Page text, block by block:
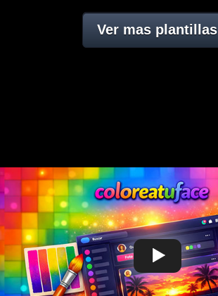
Ver mas plantillas